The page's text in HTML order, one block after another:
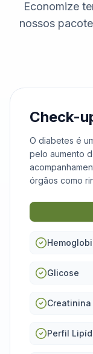
Economize
nossos
Check-
O diabetes é
pelo aumento
órgãos como
Glicose
Creatinina
Perfil